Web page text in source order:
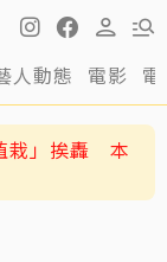
人動態 電影
栽」挨轟 本